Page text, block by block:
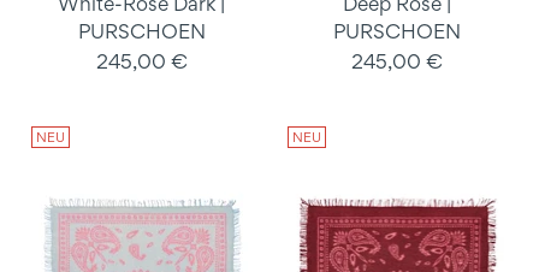
PURSCHOEN
245,00 €
PURSCHOEN
245,00 €
NEU NEU